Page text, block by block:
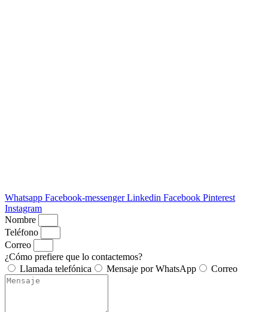
Whatsapp Facebook-messenger Linkedin Facebook Pinterest
Instagram
Nombre
Teléfono
Correo
¿Cómo prefiere que lo contactemos?
Llamada telefónica
Mensaje por WhatsApp Correo